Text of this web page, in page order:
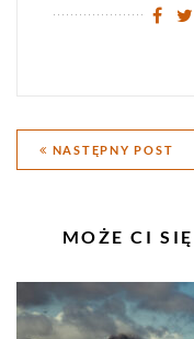
Nawigacja
wpisu
NASTĘPNY POST
PODOBNE
MOŻE CI